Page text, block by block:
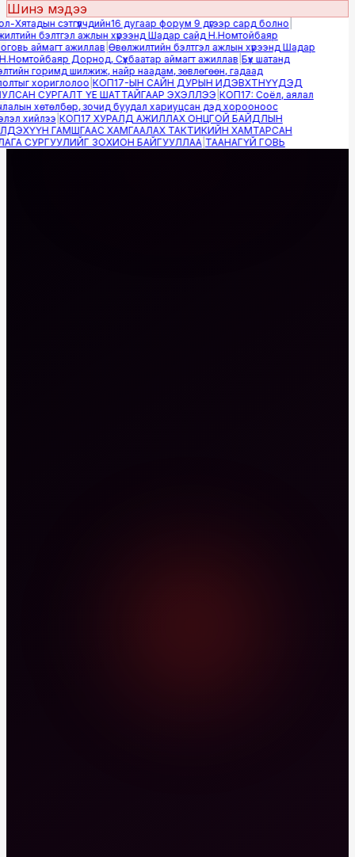
Шинэ мэдээ
сэтгүүлчдийн16 дугаар форум 9 дүгээр сард болно|
бэлтгэл ажлын хүрээнд Шадар сайд Н.Номтойбаяр
аймагт ажиллав|Өвөлжилтийн бэлтгэл ажлын хүрээнд Шадар
Дорнод, Сүхбаатар аймагт ажиллав|Бүх шатанд
горимд шилжиж, найр наадам, зөвлөгөөн, гадаад
хориглолоо|КОП17-ЫН САЙН ДУРЫН ИДЭВХТНҮҮДЭД
СУРГАЛТ ҮЕ ШАТТАЙГААР ЭХЭЛЛЭЭ|КОП17: Соёл, аялал
хөтөлбөр, зочид буудал хариуцсан дэд хорооноос
хийлээ|КОП17 ХУРАЛД АЖИЛЛАХ ОНЦГОЙ БАЙДЛЫН
ГАМШГААС ХАМГААЛАХ ТАКТИКИЙН ХАМТАРСАН
СУРГУУЛИЙГ ЗОХИОН БАЙГУУЛЛАА|ТААНАГҮЙ ГОВЬ